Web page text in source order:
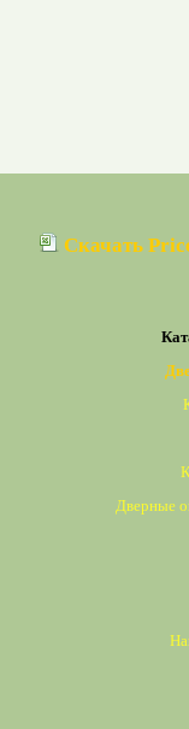
Скачать
Дверные